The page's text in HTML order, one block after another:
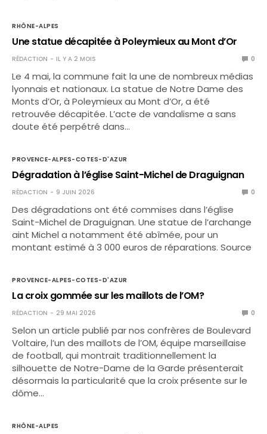
RHÔNE-ALPES
Une statue décapitée à Poleymieux au Mont d’Or
RÉDACTION IL Y A 2 MOIS 0
Le 4 mai, la commune fait la une de nombreux médias
lyonnais et nationaux. La statue de Notre Dame des
Monts d’Or, à Poleymieux au Mont d’Or, a été
retrouvée décapitée. L’acte de vandalisme a sans
doute été perpétré dans…
PROVENCE-ALPES-COTES-D'AZUR
Dégradation à l’église Saint-Michel de Draguignan
RÉDACTION 9 JUIN 2026 0
Des dégradations ont été commises dans l’église
Saint-Michel de Draguignan. Une statue de l’archange
aint Michel a notamment été abîmée, pour un
montant estimé à 3 000 euros de réparations. Source
PROVENCE-ALPES-COTES-D'AZUR
La croix gommée sur les maillots de l’OM?
RÉDACTION 29 MAI 2026 0
Selon un article publié par nos confrères de Boulevard
Voltaire, l’un des maillots de l’OM, équipe marseillaise
de football, qui montrait traditionnellement la
silhouette de Notre-Dame de la Garde présenterait
désormais la particularité que la croix présente sur le
dôme…
RHÔNE-ALPES